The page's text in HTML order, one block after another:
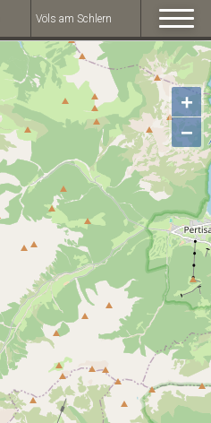
Völs am Schlern
+
−